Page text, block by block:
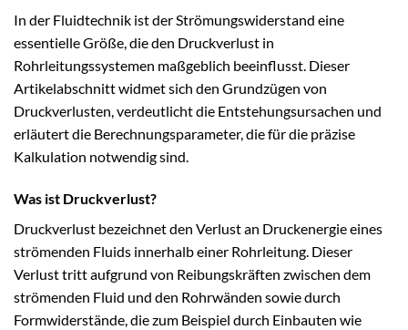
In der Fluidtechnik ist der Strömungswiderstand eine
essentielle Größe, die den Druckverlust in
Rohrleitungssystemen maßgeblich beeinflusst. Dieser
Artikelabschnitt widmet sich den Grundzügen von
Druckverlusten, verdeutlicht die Entstehungsursachen und
erläutert die Berechnungsparameter, die für die präzise
Kalkulation notwendig sind.
Was ist Druckverlust?
Druckverlust bezeichnet den Verlust an Druckenergie eines
strömenden Fluids innerhalb einer Rohrleitung. Dieser
Verlust tritt aufgrund von Reibungskräften zwischen dem
strömenden Fluid und den Rohrwänden sowie durch
Formwiderstände, die zum Beispiel durch Einbauten wie